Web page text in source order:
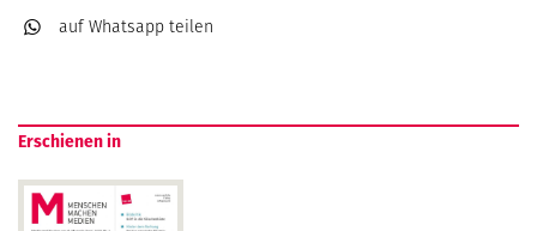
auf Whatsapp teilen
Erschienen in